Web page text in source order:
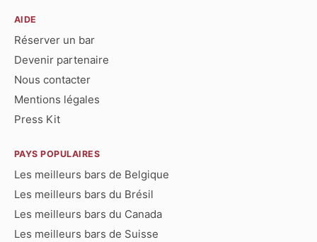
AIDE
Réserver un bar
Devenir partenaire
Nous contacter
Mentions légales
Press Kit
PAYS POPULAIRES
Les meilleurs bars de Belgique
Les meilleurs bars du Brésil
Les meilleurs bars du Canada
Les meilleurs bars de Suisse